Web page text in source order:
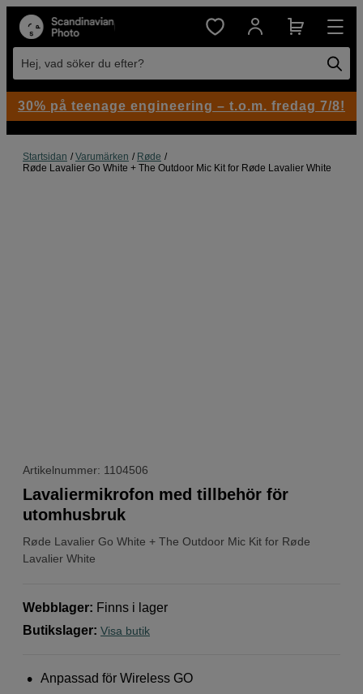
Hej, vad söker du efter?
Startsidan Varumärken
Røde
Røde Lavalier Go White + The Outdoor Mic Kit for Røde Lavalier White
Artikelnummer: 1104506
Røde Lavalier Go White + The Outdoor Mic Kit for Røde
Lavalier White
Lavaliermikrofon med tillbehör för
utomhusbruk
Webblager: Finns i lager
Butikslager: Visa butik
Anpassad för Wireless GO
30% på teenage engineering – t.o.m. fredag 7/8!